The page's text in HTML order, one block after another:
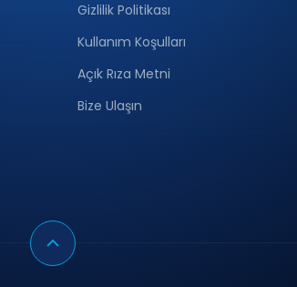
Gizlilik Politikası
Kullanım Koşulları
Açık Rıza Metni
Bize Ulaşın